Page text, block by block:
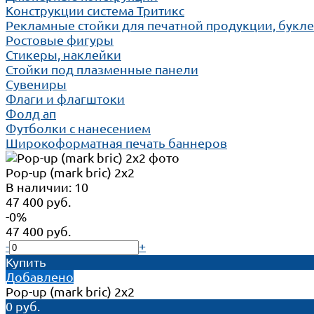
Конструкции система Тритикс
Рекламные стойки для печатной продукции,
Ростовые фигуры
Стикеры, наклейки
Стойки под плазменные панели
Сувениры
Флаги и флагштоки
Фолд ап
Футболки с нанесением
Широкоформатная печать баннеров
Pop-up (mark bric) 2х2
В наличии: 10
47 400 руб.
-0%
47 400 руб.
-
+
Купить
Добавлено
Pop-up (mark bric) 2х2
0 руб.